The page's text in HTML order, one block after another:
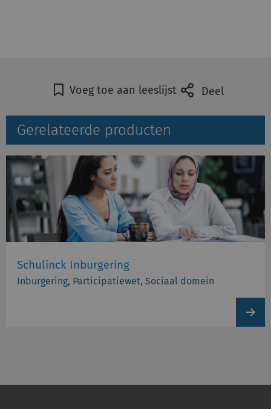
Voeg toe aan leeslijst Deel
Gerelateerde producten
Schulinck Inburgering
Inburgering, Participatiewet, Sociaal domein